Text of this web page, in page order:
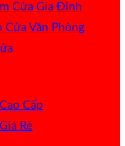
Cửa Gia Đình
Cửa Văn Phòng
Cấp
Rẻ